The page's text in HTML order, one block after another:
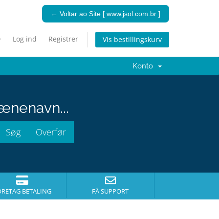
← Voltar ao Site [ www.jsol.com.br ]
Log ind Registrer Vis bestillingskurv
Konto
BETALING FÅ SUPPORT